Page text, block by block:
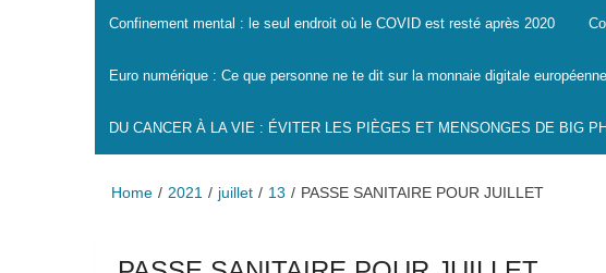
Confinement mental : le seul endroit où le COVID est resté après 2020
Euro numérique : Ce que personne ne te dit sur la monnaie digitale européenne
DU CANCER À LA VIE : ÉVITER LES PIÈGES ET MENSONGES DE BIG
Home 2021 juillet 13 PASSE SANITAIRE POUR JUILLET